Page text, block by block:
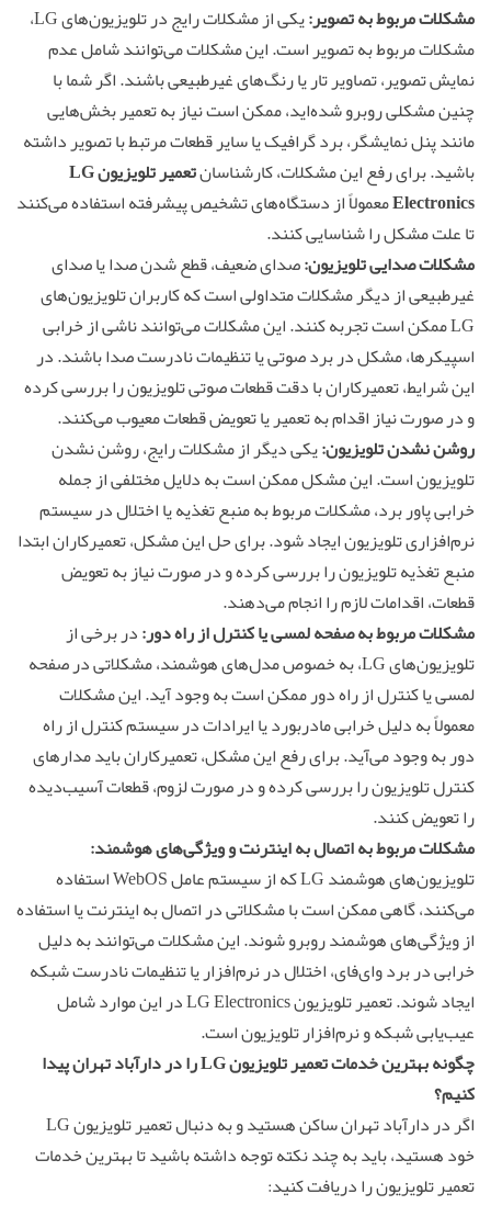
مشکلات مربوط به تصویر:
یکی از مشکلات رایج در تلویزیون‌های LG،
مشکلات مربوط به تصویر است. این مشکلات می‌توانند شامل عدم
نمایش تصویر، تصاویر تار یا رنگ‌های غیرطبیعی باشند. اگر شما با
چنین مشکلی روبرو شده‌اید، ممکن است نیاز به تعمیر بخش‌هایی
مانند پنل نمایشگر، برد گرافیک یا سایر قطعات مرتبط با تصویر داشته
باشید. برای رفع این مشکلات، کارشناسان
تعمیر تلویزیون LG
Electronicsمعمولاً از دستگاه‌های تشخیص پیشرفته استفاده می‌کنند
تا علت مشکل را شناسایی کنند.
مشکلات صدایی تلویزیون:صدای ضعیف، قطع شدن صدا یا صدای
غیرطبیعی از دیگر مشکلات متداولی است که کاربران تلویزیون‌های
LG ممکن است تجربه کنند. این مشکلات می‌توانند ناشی از خرابی
اسپیکرها، مشکل در برد صوتی یا تنظیمات نادرست صدا باشند. در
این شرایط، تعمیرکاران با دقت قطعات صوتی تلویزیون را بررسی کرده
و در صورت نیاز اقدام به تعمیر یا تعویض قطعات معیوب می‌کنند.
روشن نشدن تلویزیون:یکی دیگر از مشکلات رایج، روشن نشدن
تلویزیون است. این مشکل ممکن است به دلایل مختلفی از جمله
خرابی پاور برد، مشکلات مربوط به منبع تغذیه یا اختلال در سیستم
نرم‌افزاری تلویزیون ایجاد شود. برای حل این مشکل، تعمیرکاران ابتدا
منبع تغذیه تلویزیون را بررسی کرده و در صورت نیاز به تعویض
قطعات، اقدامات لازم را انجام می‌دهند.
مشکلات مربوط به صفحه لمسی یا کنترل از راه دور:در برخی از
تلویزیون‌های LG، به خصوص مدل‌های هوشمند، مشکلاتی در صفحه
لمسی یا کنترل از راه دور ممکن است به وجود آید. این مشکلات
معمولاً به دلیل خرابی مادربورد یا ایرادات در سیستم کنترل از راه
دور به وجود می‌آید. برای رفع این مشکل، تعمیرکاران باید مدارهای
کنترل تلویزیون را بررسی کرده و در صورت لزوم، قطعات آسیب‌دیده
را تعویض کنند.
مشکلات مربوط به اتصال به اینترنت و ویژگی‌های هوشمند:
تلویزیون‌های هوشمند LG که از سیستم عامل WebOS استفاده
می‌کنند، گاهی ممکن است با مشکلاتی در اتصال به اینترنت یا استفاده
از ویژگی‌های هوشمند روبرو شوند. این مشکلات می‌توانند به دلیل
خرابی در برد وای‌فای، اختلال در نرم‌افزار یا تنظیمات نادرست شبکه
ایجاد شوند. تعمیر تلویزیون LG Electronics در این موارد شامل
عیب‌یابی شبکه و نرم‌افزار تلویزیون است.
چگونه بهترین خدماتتعمیر تلویزیون
LG را در دارآباد تهران پیدا
کنیم؟
اگر در دارآباد تهران ساکن هستید و به دنبال تعمیر تلویزیون LG
خود هستید، باید به چند نکته توجه داشته باشید تا بهترین خدمات
تعمیر تلویزیون را دریافت کنید: